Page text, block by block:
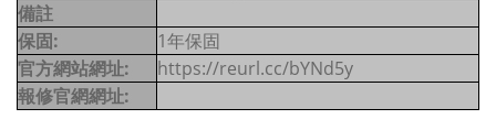
備註
保固:
1年保固
官方網站網址:
https://reurl.cc/bYNd5y
報修官網網址: